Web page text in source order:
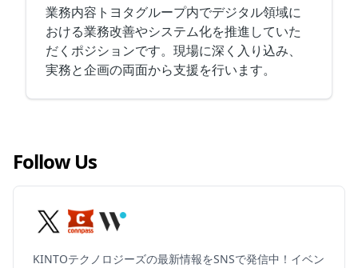
業務内容トヨタグループ内でデジタル領域に
おける業務改善やシステム化を推進していた
だくポジションです。現場に深く入り込み、
実務と企画の両面から支援を行います。
Follow Us
KINTOテクノロジーズの最新情報をSNSで発信中！イベン